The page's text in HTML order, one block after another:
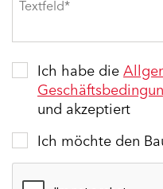
Ich habe die
und akzeptiert
Ich möchte den